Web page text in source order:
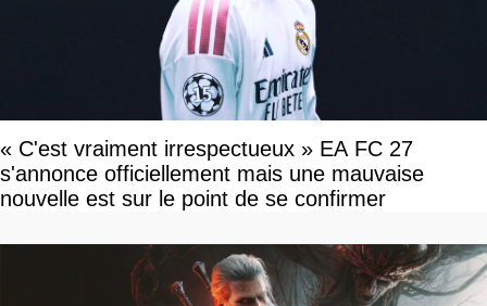
« C'est vraiment irrespectueux » EA FC 27
s'annonce officiellement mais une mauvaise
nouvelle est sur le point de se confirmer